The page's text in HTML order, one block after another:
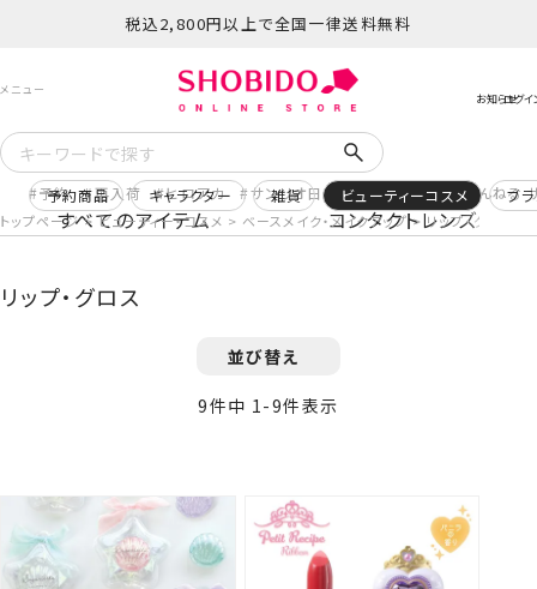
税込2,800円以上で全国一律送料無料
予約 再入荷 ヒロアカ サンリオ日焼け コスメヲタちゃんねる
すべてのアイテム コンタクトレンズ
予約商品 キャラクター 雑貨 ビューティーコスメ ブ
トップページ ビューティー・コスメ ベースメイク・メイクアップ リップ・グロス
リップ・グロス
並び替え
9件中 1-9件表示